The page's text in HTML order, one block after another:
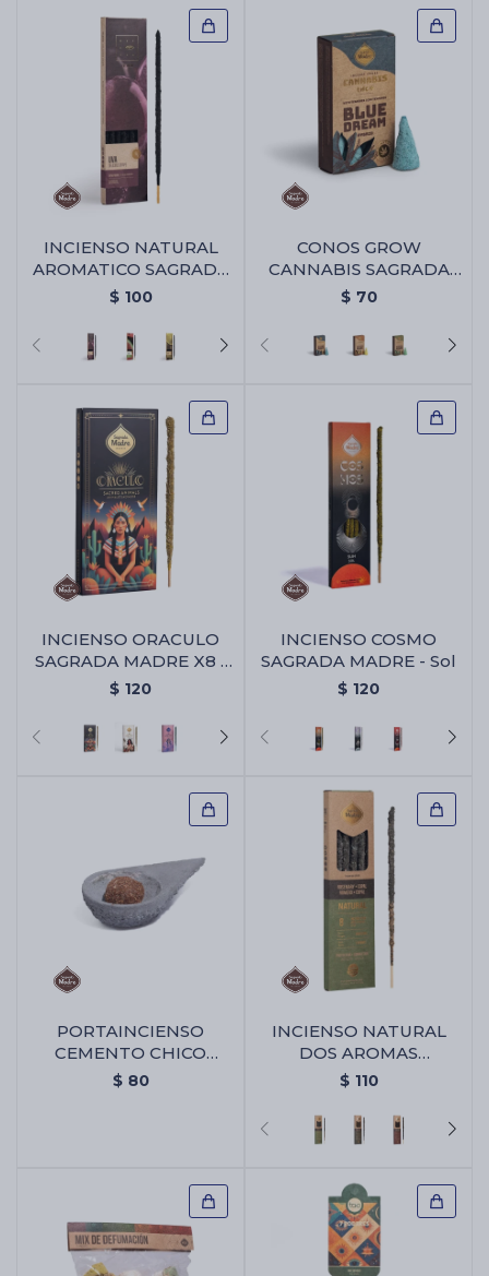
INCIENSO NATURAL
AROMATICO SAGRADA
MADRE - Uva
$ 100
CONOS GROW
CANNABIS SAGRADA
MADRE - Blue Dream
$ 70
INCIENSO ORACULO
SAGRADA MADRE X8 -
Animales Sagrados
$ 120
INCIENSO COSMO
SAGRADA MADRE - Sol
$ 120
PORTAINCIENSO
CEMENTO CHICO
TRIANGULAR -
$ 80
INCIENSO NATURAL
DOS AROMAS
SAGRADA MADRE X8 -
$ 110